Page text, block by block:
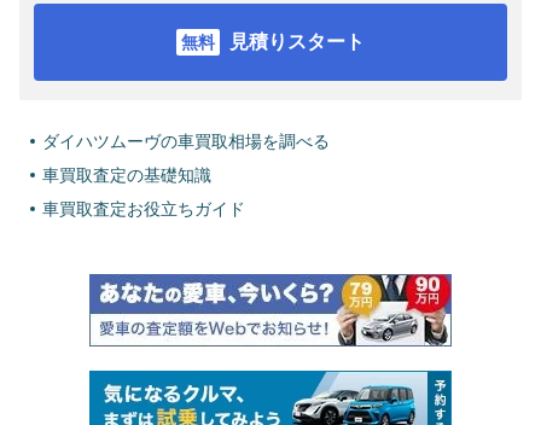
見積りスタート
ダイハツムーヴの車買取相場を調べる
車買取査定の基礎知識
車買取査定お役立ちガイド